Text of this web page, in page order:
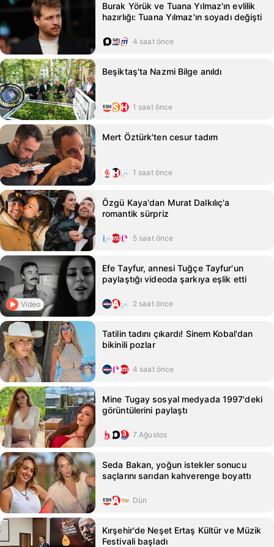
Burak Yörük ve Tuana Yılmaz'ın evlilik
hazırlığı: Tuana Yılmaz'ın soyadı değişti
4 saat önce
Beşiktaş'ta Nazmi Bilge anıldı
1 saat önce
Mert Öztürk'ten cesur tadım
1 saat önce
Özgü Kaya'dan Murat Dalkılıç'a
romantik sürpriz
5 saat önce
Video
Efe Tayfur, annesi Tuğçe Tayfur'un
paylaştığı videoda şarkıya eşlik etti
2 saat önce
Tatilin tadını çıkardı! Sinem Kobal'dan
bikinili pozlar
4 saat önce
Mine Tugay sosyal medyada 1997'deki
görüntülerini paylaştı
7 Ağustos
Seda Bakan, yoğun istekler sonucu
saçlarını sarıdan kahverenge boyattı
Dün
Kırşehir'de Neşet Ertaş Kültür ve Müzik
Festivali başladı